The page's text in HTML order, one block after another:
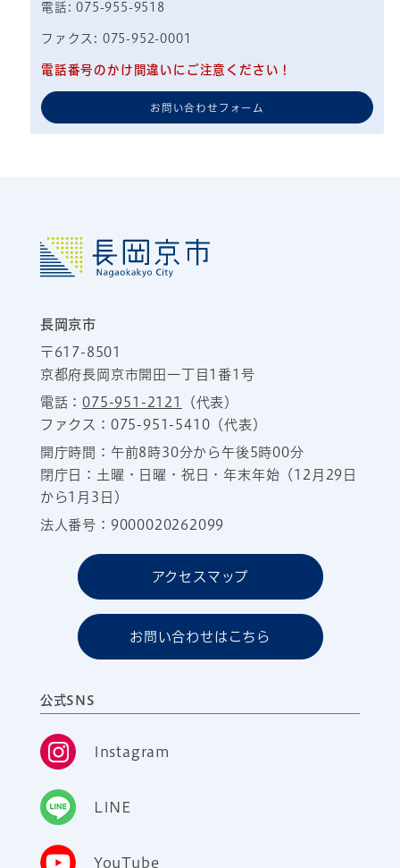
電話: 075-955-9518
ファクス: 075-952-0001
電話番号のかけ間違いにご注意ください！
お問い合わせフォーム
長岡京市
〒617-8501
京都府長岡京市開田一丁目1番1号
電話：075-951-2121
（代表）
ファクス：075-951-5410（代表）
開庁時間：午前8時30分から午後5時00分
閉庁日：土曜・日曜・祝日・年末年始（12月29日
から1月3日）
法人番号：9000020262099
アクセスマップ
お問い合わせはこちら
公式SNS
Instagram
LINE
YouTube